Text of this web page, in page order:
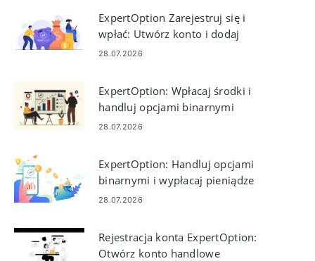
ExpertOption Zarejestruj się i
wpłać: Utwórz konto i dodaj
środki
28.07.2026
ExpertOption: Wpłacaj środki i
handluj opcjami binarnymi
28.07.2026
ExpertOption: Handluj opcjami
binarnymi i wypłacaj pieniądze
28.07.2026
Rejestracja konta ExpertOption:
Otwórz konto handlowe